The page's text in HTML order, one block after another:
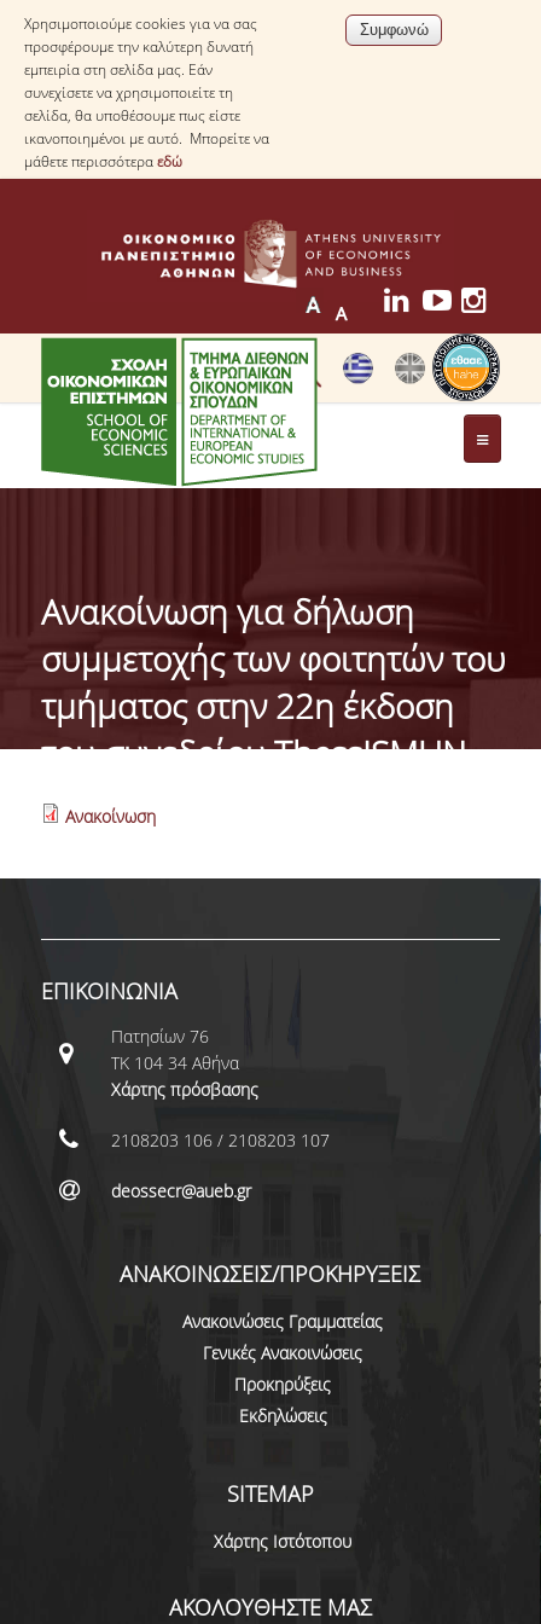
Χρησιμοποιούμε cookies για να σας
προσφέρουμε την καλύτερη δυνατή
εμπειρία στη σελίδα μας. Εάν
συνεχίσετε να χρησιμοποιείτε τη
σελίδα, θα υποθέσουμε πως είστε
ικανοποιημένοι με αυτό. Μπορείτε να
μάθετε περισσότεραεδώ
ΤΟ ΤΜΗΜΑ
ΓΕΝΙΚΕΣ ΠΛΗΡΟΦΟΡΙΕΣ
ΔΙΟΙΚΗΣΗ ΤΟΥ ΤΜΗΜΑΤΟΣ
ΓΡΑΜΜΑΤΕΙΑ ΠΡΟΠΤΥΧΙΑΚΩΝ ΣΠΟΥΔΩΝ
ΓΡΑΜΜΑΤΕΙΕΣ ΜΕΤΑΠΤΥΧΙΑΚΩΝ ΣΠΟΥΔΩΝ
ΑΝΘΡΩΠΙΝΟ ΔΥΝΑΜΙΚΟ
ΜΕΛΗ ΔΕΠ
ΕΠΙΤΙΜΟΙ ΔΙΔΑΚΤΟΡΕΣ / ΕΡΕΥΝΗΤΙΚΟΙ
ΕΝΤΕΤΑΛΜΕΝΟΙ ΔΙΔΑΣΚΟΝΤΕΣ
ΤΜΗΜΑΤΟΣ
ΜΗΤΡΩΑ ΜΕΛΩΝ ΤΜΗΜΑΤΟΣ
ΥΠΟΨΗΦΙΟΙ ΦΟΙΤΗΤΕΣ
ΟΙΚΟΝΟΜΙΚΑ ΜΕ ΔΙΕΘΝΗ ΔΙΑΣΤΑΣΗ
ΔΙΕΠΙΣΤΗΜΟΝΙΚΟΤΗΤΑ
ΣΥΝΕΙΣΦΟΡΑ ΚΑΘΗΓΗΤΩΝ
Ανακοίνωση για δήλωση
συμμετοχής των φοιτητών του
τμήματος στην 22η έκδοση
του συνεδρίου ThessISMUN
Ανακοίνωση
ΕΠΙΚΟΙΝΩΝΙΑ
Πατησίων 76
ΤΚ 104 34 Αθήνα
Χάρτης πρόσβασης
2108203 106 / 2108203 107
deossecr@aueb.gr
ΑΝΑΚΟΙΝΩΣΕΙΣ/ΠΡΟΚΗΡΥΞΕΙΣ
Ανακοινώσεις Γραμματείας
Γενικές Ανακοινώσεις
Προκηρύξεις
Εκδηλώσεις
SITEMAP
Χάρτης Ιστότοπου
ΑΚΟΛΟΥΘΗΣΤΕ ΜΑΣ